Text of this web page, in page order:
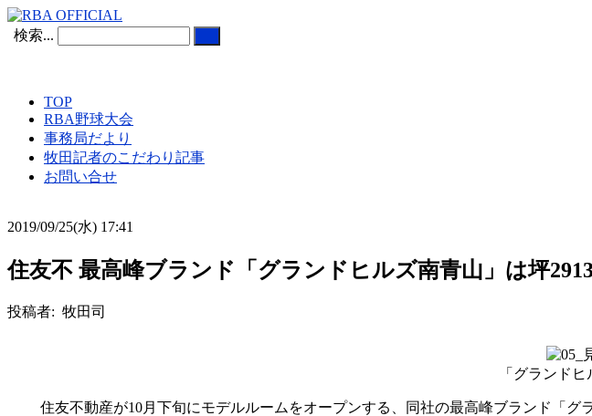
検索...
TOP
RBA野球大会
事務局だより
牧田記者のこだわり記事
お問い合せ
2019/09/25(水) 17:41
住友不 最高峰ブランド「グランドヒルズ南青山」は坪
投稿者: 牧田司
「グランド
住友不動産が10月下旬にモデルルームをオープンする、同社の最高峰ブランド「